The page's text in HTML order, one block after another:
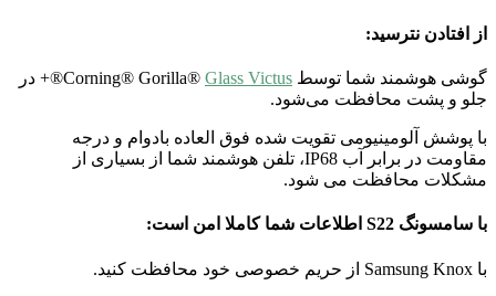
از افتادن نترسید:
گوشی هوشمند شما توسط Corning® Gorilla® Glass Victus
®+ در
جلو و پشت محافظت می‌شود.
با پوشش آلومینیومی تقویت شده فوق العاده بادوام و درجه
مقاومت در برابر آب IP68، تلفن هوشمند شما از بسیاری از
مشکلات محافظت می شود.
با سامسونگ S22 اطلاعات شما کاملا امن است:
با Samsung Knox از حریم خصوصی خود محافظت کنید.